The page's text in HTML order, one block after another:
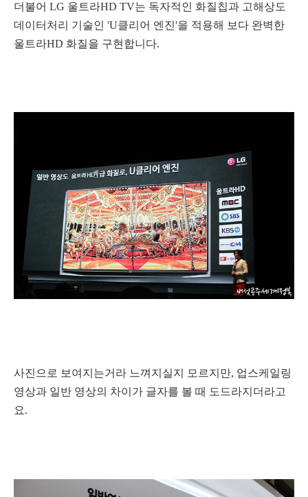
더불어 LG 울트라HD TV는 독자적인 화질칩과 고해상도
데이터처리 기술인 'U클리어 엔진'을 적용해 보다 완벽한
울트라HD 화질을 구현합니다.
사진으로 보여지는거라 느껴지실지 모르지만, 업스케일링
영상과 일반 영상의 차이가 글자를 볼 때 도드라지더라고
요.